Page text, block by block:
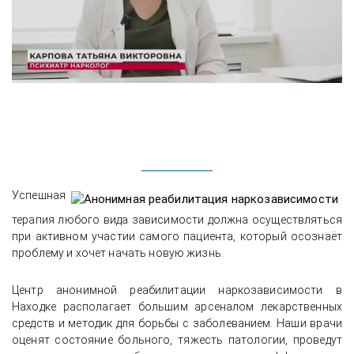
Пациент рассказывает о выводе из
запоя на дому и улучшении
самочувствия
Успешная
терапия любого вида зависимости должна осуществляться
при активном участии самого пациента, который осознаёт
проблему и хочет начать новую жизнь.
Центр анонимной реабилитации наркозависимости в
Находке располагает большим арсеналом лекарственных
средств и методик для борьбы с заболеванием. Наши врачи
оценят состояние больного, тяжесть патологии, проведут